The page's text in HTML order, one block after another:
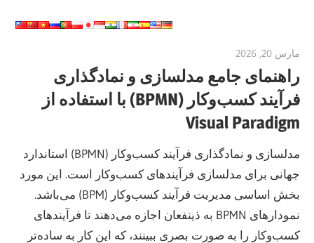
مارس 20, 2026
راهنمای جامع مدلسازی و نمادگذاری
فرآیند کسب‌وکار (BPMN) با استفاده از
Visual Paradigm
مدلسازی و نمادگذاری فرآیند کسب‌وکار (BPMN) استاندارد
جهانی برای مدلسازی فرآیندهای کسب‌وکار است. این مورد
بخش اساسی مدیریت فرآیند کسب‌وکار (BPM) می‌باشد.
نمودارهای BPMN به ذینفعان اجازه می‌دهند تا فرآیندهای
کسب‌وکار را به صورت بصری ببینند، که این کار به ساده‌تر